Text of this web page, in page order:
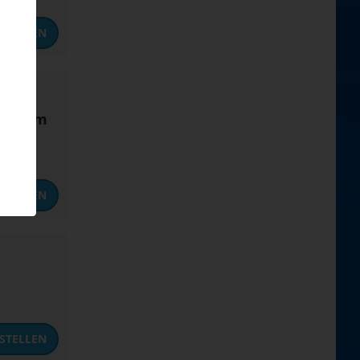
zum